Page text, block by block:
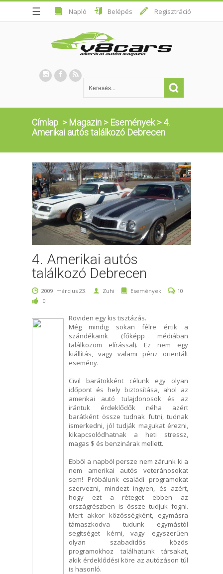
☰ Napló Belépés Regisztráció
Címlap > Magazin > Események>4.
Amerikai autós találkozó Debrecen
4. Amerikai autós
találkozó Debrecen
2009. március 23. Zuhi Események
10
0
Röviden egy kis tisztázás.
Még mindig sokan félre értik a
szándékaink (főképp médiában
találkozom elírással). Ez nem egy
kiállítás, vagy valami pénz orientált
esemény.
Civil barátokként célunk egy olyan
időpont és hely biztosítása, ahol az
amerikai autó tulajdonosok és az
irántuk érdeklődők néha azért
barátként össze tudnak futni, tudnak
ismerkedni, jól tudják magukat érezni,
kikapcsolódhatnak a heti stressz,
magas $ és benzinárak mellett.
Ebből a napból persze nem zárunk ki a
nem amerikai autós veteránosokat
sem! Próbálunk családi programokat
szervezni, mindezt ingyen, és azért,
hogy ezt a réteget ebben az
országrészben is össze tudjuk fogni.
Mert akkor közösségként, egymásra
támaszkodva tudunk egymástól
segítséget kérni, vagy egyszerűen
olyan szabadidős közös
programokhoz találhatunk társakat,
akik érdeklődési köre az autózáson túl
is hasonló.